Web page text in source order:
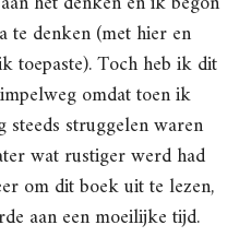
te denken (met hier en
toepaste). Toch heb ik dit
omdat toen ik
steeds struggelen waren
wat rustiger werd had
om dit boek uit te lezen,
aan een moeilijke tijd.